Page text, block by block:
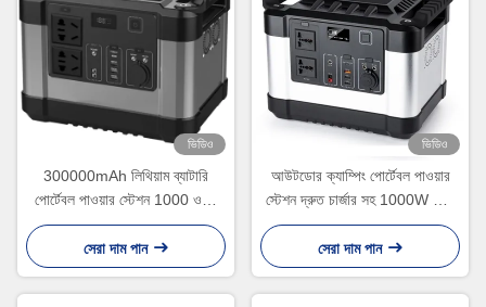
ভিডিও
300000mAh লিথিয়াম ব্যাটারি
পোর্টেবল পাওয়ার স্টেশন 1000 ওয়াট
সৌর জেনারেটর AC220v 110v
সেরা দাম পান
ভিডিও
আউটডোর ক্যাম্পিং পোর্টেবল পাওয়ার
স্টেশন দ্রুত চার্জার সহ 1000W সৌর
জেনারেটর
সেরা দাম পান